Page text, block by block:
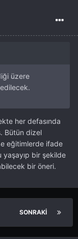
üzere
her defasında
Bütün dizel
eğitimlerde ifade
yaşayıp bir şekilde
bir öneri.
SONRAKI